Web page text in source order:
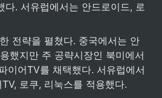
다. 서유럽에서는 안드로이드, 로
전략을 펼쳤다. 중국에서는 안
했지만 주 공략시장인 북미에서
이어TV를 채택했다. 서유럽에서
로쿠, 리눅스를 적용했다.